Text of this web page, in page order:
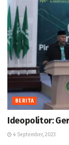
BERITA
Ideopolitor:
4 September, 2023